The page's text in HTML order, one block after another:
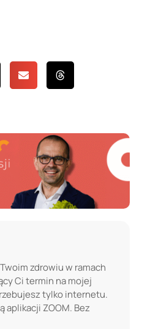
zdrowiu w ramach
Ci termin na mojej
tylko internetu.
aplikacji ZOOM. Bez